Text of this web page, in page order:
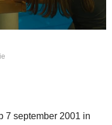
7 september 2001 in